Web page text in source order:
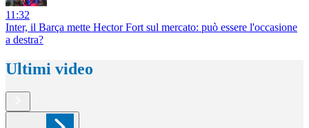
11:32
Inter, il Barça mette Hector Fort sul mercato: può essere l'occasione
a destra?
Ultimi video